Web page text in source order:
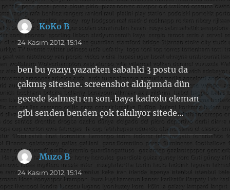
KoKo Bdedi
ki:
24 Kasım 2012, 15:14
ben bu yazıyı yazarken sabahki 3 postu da
çakmış sitesine. screenshot aldığımda dün
gecede kalmıştı en son. baya kadrolu eleman
gibi senden benden çok takılıyor sitede…
Muzo Bdedi
ki:
24 Kasım 2012, 15:14